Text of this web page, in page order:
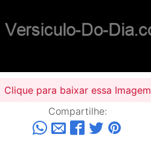
Clique para baixar essa Imagem
Compartilhe: